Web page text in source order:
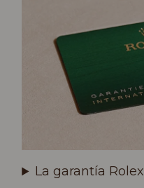
La garantía Rolex